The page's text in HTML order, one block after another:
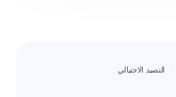
التصيد الاحتيالي